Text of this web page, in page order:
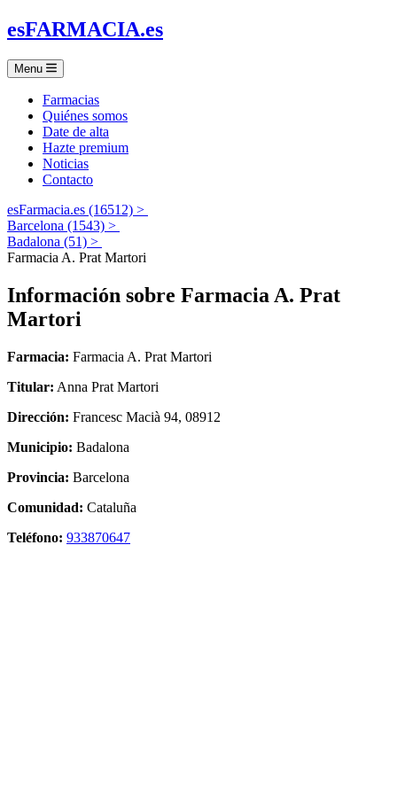
esFARMACIA.es
Menu
Farmacias
Quiénes somos
Date de alta
Hazte premium
Noticias
Contacto
esFarmacia.es (16512) >
Barcelona (1543) >
Badalona (51) >
Farmacia A. Prat Martori
Información sobre Farmacia A. Prat
Martori
Farmacia: Farmacia A. Prat Martori
Titular: Anna Prat Martori
Dirección: Francesc Macià 94, 08912
Municipio: Badalona
Provincia: Barcelona
Comunidad: Cataluña
Teléfono: 933870647